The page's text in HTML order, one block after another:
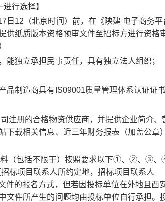
进行选择】
日12（北京时间）前，在 《陕建 电子商务平
供纸质版本资格预审文件至招标方进行资格
独立承担民事责任，具有独立法人组织；
品制造商具有 IS09001质量管理体系认证证
注册的合格物资供应商，并提供企业简介、
下载相关信息、近三年财务报表（加盖公章
（包括不限于）按照要求以下①、②、③、
标项目联系人所约定地， 招标项目联系人
件的报名方式，但若因投标单位在外地且西
件所产生的问题均由投标单位自行承担。